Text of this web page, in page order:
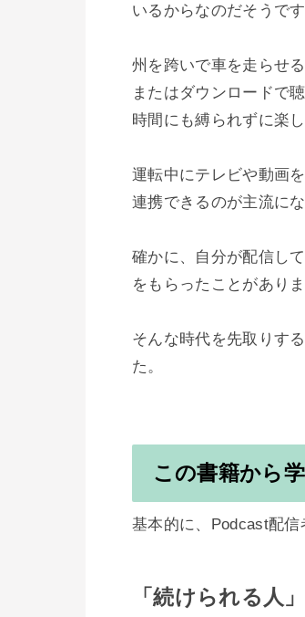
いるからなのだそうです
州を跨いで車を走らせ
またはダウンロードで
時間にも縛られずに楽
運転中にテレビや動画
連携できるのが主流に
確かに、自分が配信し
をもらったことがありま
そんな時代を先取りす
た。
この書籍から
基本的に、Podcast配信
「続けられる人